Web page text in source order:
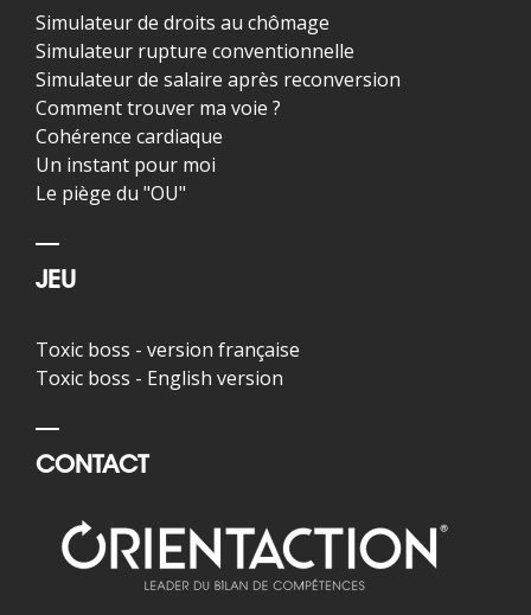
Simulateur de droits au chômage
Simulateur rupture conventionnelle
Simulateur de salaire après reconversion
Comment trouver ma voie ?
Cohérence cardiaque
Un instant pour moi
Le piège du "OU"
JEU
Toxic boss - version française
Toxic boss - English version
CONTACT